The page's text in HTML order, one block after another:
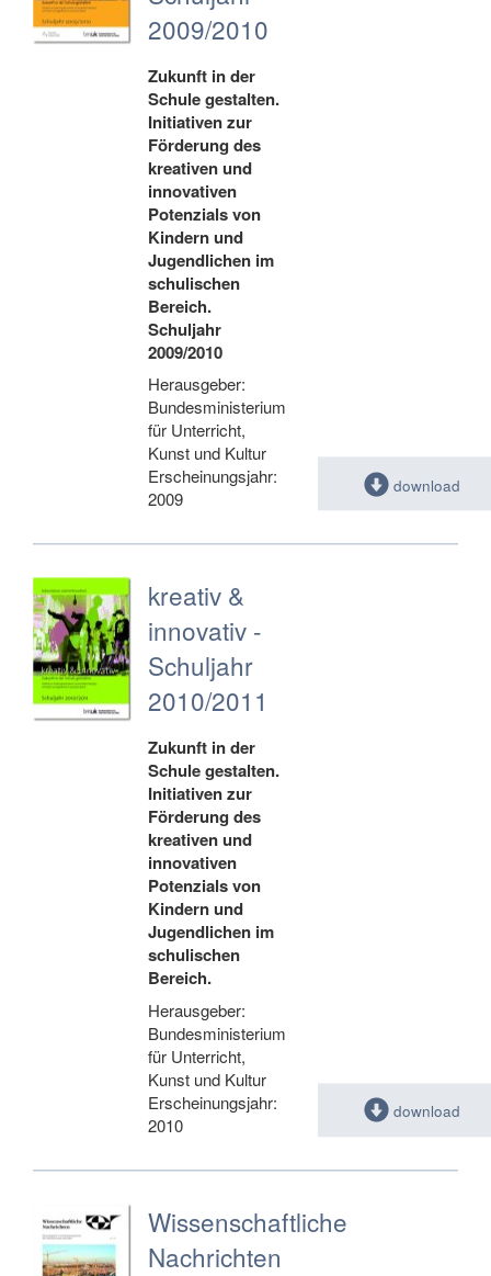
2009/2010
Zukunft in der
Schule gestalten.
Initiativen zur
Förderung des
kreativen und
innovativen
Potenzials von
Kindern und
Jugendlichen im
schulischen
Bereich.
Schuljahr
2009/2010
Herausgeber:
Bundesministerium
für Unterricht,
Kunst und Kultur
Erscheinungsjahr:
2009
download
kreativ &
innovativ -
Schuljahr
2010/2011
Zukunft in der
Schule gestalten.
Initiativen zur
Förderung des
kreativen und
innovativen
Potenzials von
Kindern und
Jugendlichen im
schulischen
Bereich.
Herausgeber:
Bundesministerium
für Unterricht,
Kunst und Kultur
Erscheinungsjahr:
2010
download
Wissenschaftliche
Nachrichten